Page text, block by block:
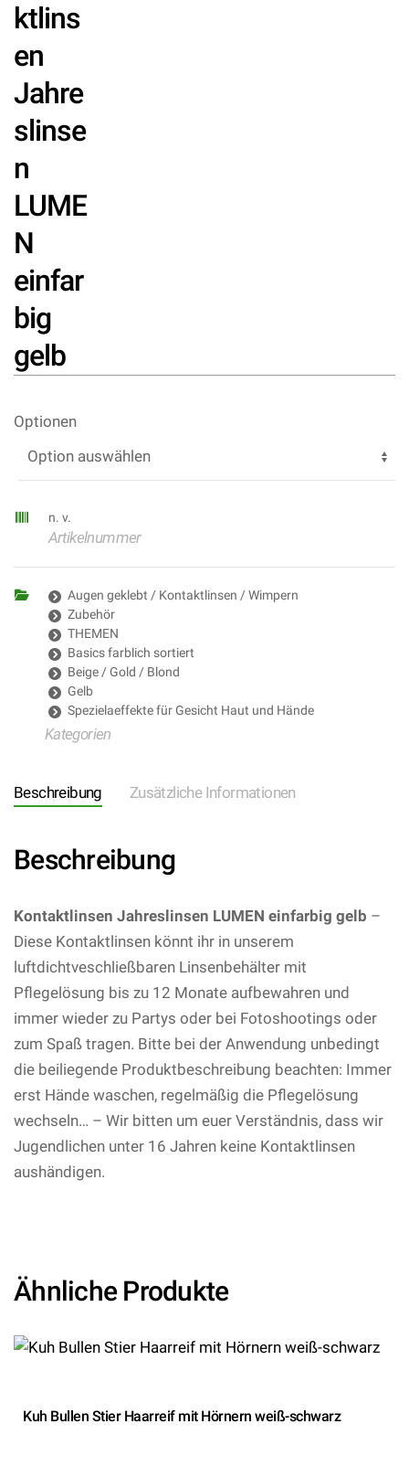
ktlins
en
Jahre
slinse
n
LUME
N
einfar
big
gelb
Optionen
n. v.
Artikelnummer
Augen geklebt / Kontaktlinsen / Wimpern
Zubehör
THEMEN
Basics farblich sortiert
Beige / Gold / Blond
Gelb
Spezielaeffekte für Gesicht Haut und Hände
Kategorien
Beschreibung Zusätzliche Informationen
Beschreibung
Kontaktlinsen Jahreslinsen LUMEN einfarbig gelb –
Diese Kontaktlinsen könnt ihr in unserem
luftdichtveschließbaren Linsenbehälter mit
Pflegelösung bis zu 12 Monate aufbewahren und
immer wieder zu Partys oder bei Fotoshootings oder
zum Spaß tragen. Bitte bei der Anwendung unbedingt
die beiliegende Produktbeschreibung beachten: Immer
erst Hände waschen, regelmäßig die Pflegelösung
wechseln… – Wir bitten um euer Verständnis, dass wir
Jugendlichen unter 16 Jahren keine Kontaktlinsen
aushändigen.
Ähnliche Produkte
Kuh Bullen Stier Haarreif mit Hörnern weiß-schwarz